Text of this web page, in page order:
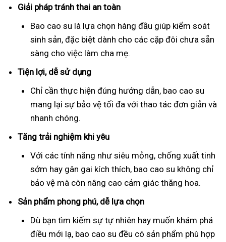
Giải pháp tránh thai an toàn
Bao cao su là lựa chọn hàng đầu giúp kiểm soát
sinh sản, đặc biệt dành cho các cặp đôi chưa sẵn
sàng cho việc làm cha mẹ.
Tiện lợi, dễ sử dụng
Chỉ cần thực hiện đúng hướng dẫn, bao cao su
mang lại sự bảo vệ tối đa với thao tác đơn giản và
nhanh chóng.
Tăng trải nghiệm khi yêu
Với các tính năng như siêu mỏng, chống xuất tinh
sớm hay gân gai kích thích, bao cao su không chỉ
bảo vệ mà còn nâng cao cảm giác thăng hoa.
Sản phẩm phong phú, dễ lựa chọn
Dù bạn tìm kiếm sự tự nhiên hay muốn khám phá
điều mới lạ, bao cao su đều có sản phẩm phù hợp